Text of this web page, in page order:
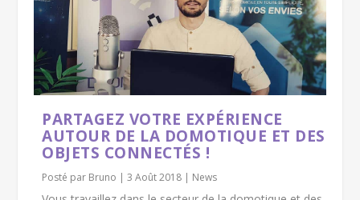
PARTAGEZ VOTRE EXPÉRIENCE
AUTOUR DE LA DOMOTIQUE ET DES
OBJETS CONNECTÉS !
Posté par Bruno |3 Août 2018 | News